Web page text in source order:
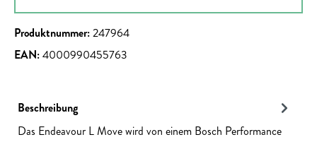
Produktnummer:247964
EAN:4000990455763
Beschreibung
Das Endeavour L Move wird von einem Bosch Performance